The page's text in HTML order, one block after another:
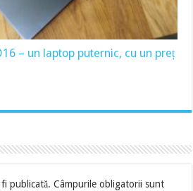
– un laptop puternic, cu un preț
publicată. Câmpurile obligatorii sunt